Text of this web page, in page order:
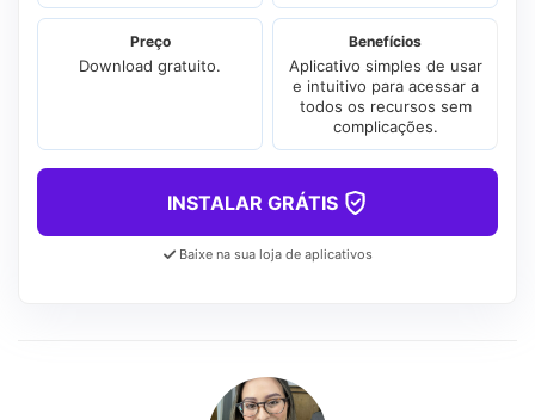
Preço
Download gratuito.
Benefícios
Aplicativo simples de usar
e intuitivo para acessar a
todos os recursos sem
complicações.
INSTALAR GRÁTIS
Baixe na sua loja de aplicativos